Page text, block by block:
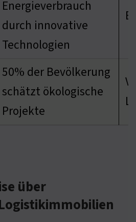
Energieverbrauch
durch innovative
Technologien
50% der Bevölkerung
schätzt ökologische
Projekte
über